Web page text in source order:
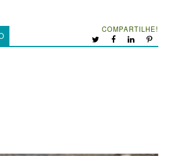
COMPARTILHE!